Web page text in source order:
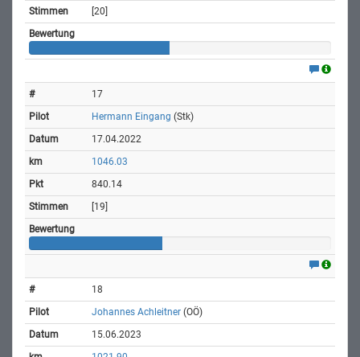
[20]
17
Hermann Eingang (Stk)
17.04.2022
1046.03
840.14
[19]
18
Johannes Achleitner (OÖ)
15.06.2023